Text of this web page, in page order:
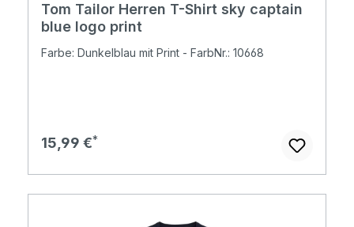
Tom Tailor Herren T-Shirt sky captain
blue logo print
Farbe: Dunkelblau mit Print - FarbNr.: 10668
Regulärer Preis:
15,99 €